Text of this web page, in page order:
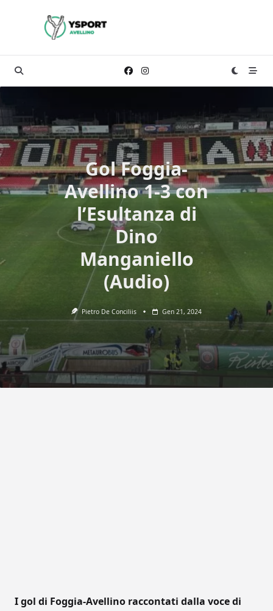
Gol Foggia-
Avellino 1-3 con
l’Esultanza di
Dino
Manganiello
(Audio)
Pietro De Conciliis Gen 21, 2024
I gol di Foggia-Avellino raccontati dalla voce di